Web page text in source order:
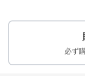
必ず